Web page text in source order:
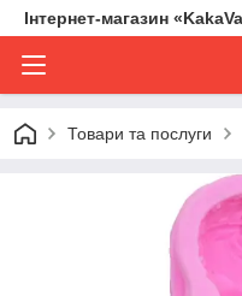
Інтернет-магазин
Товари та послуги